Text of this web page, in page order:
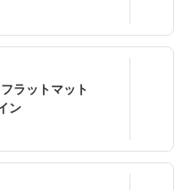
ラットマット
ン